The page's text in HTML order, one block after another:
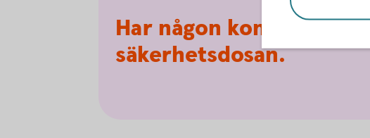
Har någon kontaktat
säkerhetsdosan.